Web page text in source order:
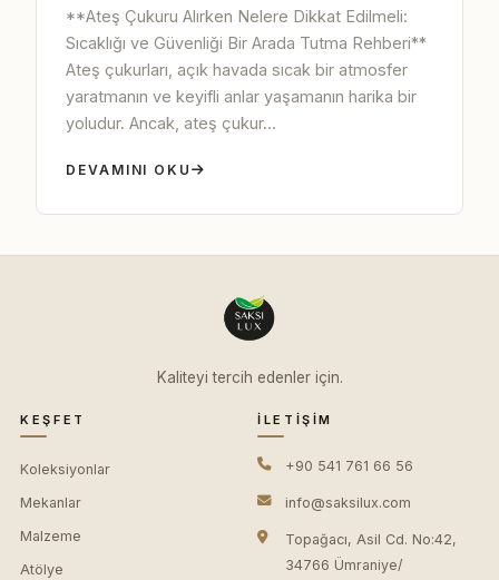
**Ateş Çukuru Alırken Nelere Dikkat Edilmeli:
Sıcaklığı ve Güvenliği Bir Arada Tutma Rehberi**
Ateş çukurları, açık havada sıcak bir atmosfer
yaratmanın ve keyifli anlar yaşamanın harika bir
yoludur. Ancak, ateş çukur...
DEVAMINI OKU
Kaliteyi tercih edenler için.
KEŞFET
Koleksiyonlar
Mekanlar
Malzeme
Atölye
İLETIŞIM
+90 541 761 66 56
info@saksilux.com
Topağacı, Asil Cd. No:42,
34766 Ümraniye/